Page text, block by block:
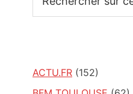
sur
ACTU.FR (152)